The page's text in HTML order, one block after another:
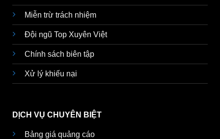
Miễn trừ trách nhiệm
Đội ngũ Top Xuyên Việt
Chính sách biên tập
Xử lý khiếu nại
DỊCH VỤ CHUYÊN BIỆT
Bảng giá quảng cáo